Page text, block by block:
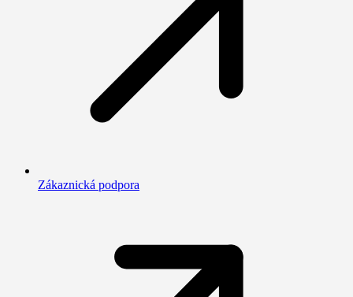
Zákaznická podpora